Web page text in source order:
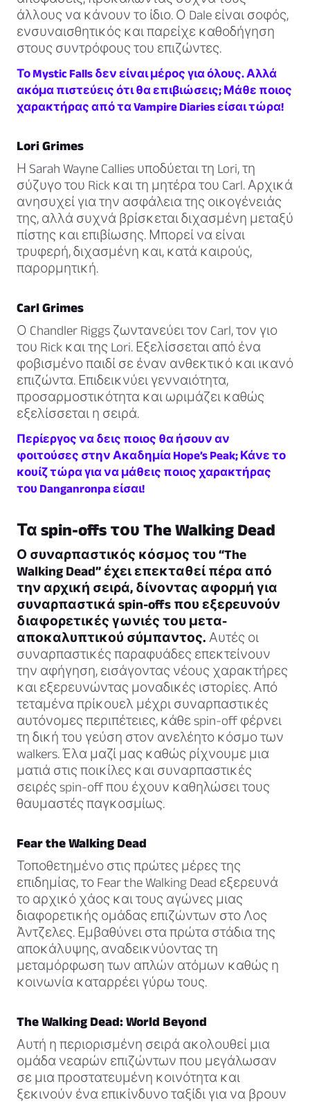
άλλους να κάνουν το ίδιο. Ο Dale είναι σοφός,
ενσυναισθητικός και παρείχε καθοδήγηση
στους συντρόφους του επιζώντες.
Το Mystic Falls δεν είναι μέρος για όλους. Αλλά
ακόμα πιστεύεις ότι θα επιβιώσεις; Μάθε ποιος
χαρακτήρας από τα Vampire Diaries είσαι τώρα!
Lori Grimes
Η Sarah Wayne Callies υποδύεται τη Lori, τη
σύζυγο του Rick και τη μητέρα του Carl. Αρχικά
ανησυχεί για την ασφάλεια της οικογένειάς
της, αλλά συχνά βρίσκεται διχασμένη μεταξύ
πίστης και επιβίωσης. Μπορεί να είναι
τρυφερή, διχασμένη και, κατά καιρούς,
παρορμητική.
Carl Grimes
Ο Chandler Riggs ζωντανεύει τον Carl, τον γιο
του Rick και της Lori. Εξελίσσεται από ένα
φοβισμένο παιδί σε έναν ανθεκτικό και ικανό
επιζώντα. Επιδεικνύει γενναιότητα,
προσαρμοστικότητα και ωριμάζει καθώς
εξελίσσεται η σειρά.
Περίεργος να δεις ποιος θα ήσουν αν
φοιτούσες στην Ακαδημία Hope’s Peak; Κάνε το
κουίζ τώρα για να μάθεις ποιος χαρακτήρας
του Danganronpa είσαι!
Τα spin-offs του The Walking Dead
Ο συναρπαστικός κόσμος του “The
Walking Dead” έχει επεκταθεί πέρα από
την αρχική σειρά, δίνοντας αφορμή για
συναρπαστικά spin-offs που εξερευνούν
διαφορετικές γωνιές του μετα-
αποκαλυπτικού σύμπαντος. Αυτές οι
συναρπαστικές παραφυάδες επεκτείνουν
την αφήγηση, εισάγοντας νέους χαρακτήρες
και εξερευνώντας μοναδικές ιστορίες. Από
τεταμένα πρίκουελ μέχρι συναρπαστικές
αυτόνομες περιπέτειες, κάθε spin-off φέρνει
τη δική του γεύση στον ανελέητο κόσμο των
walkers. Έλα μαζί μας καθώς ρίχνουμε μια
ματιά στις ποικίλες και συναρπαστικές
σειρές spin-off που έχουν καθηλώσει τους
θαυμαστές παγκοσμίως.
Fear the Walking Dead
Τοποθετημένο στις πρώτες μέρες της
επιδημίας, το Fear the Walking Dead εξερευνά
το αρχικό χάος και τους αγώνες μιας
διαφορετικής ομάδας επιζώντων στο Λος
Άντζελες. Εμβαθύνει στα πρώτα στάδια της
αποκάλυψης, αναδεικνύοντας τη
μεταμόρφωση των απλών ατόμων καθώς η
κοινωνία καταρρέει γύρω τους.
The Walking Dead: World Beyond
Αυτή η περιορισμένη σειρά ακολουθεί μια
ομάδα νεαρών επιζώντων που μεγάλωσαν
σε μια προστατευμένη κοινότητα και
ξεκινούν ένα επικίνδυνο ταξίδι για να βρουν